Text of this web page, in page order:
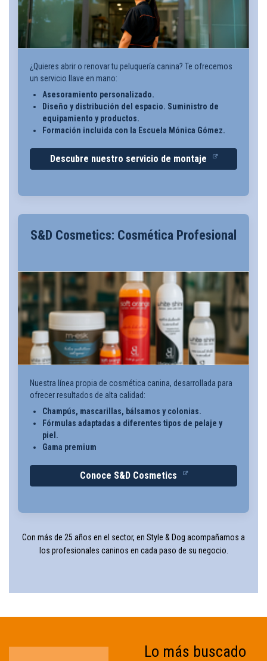
¿Quieres abrir o renovar tu peluquería canina? Te ofrecemos
un servicio llave en mano:
Asesoramiento personalizado.
Diseño y distribución del espacio. Suministro de
equipamiento y productos.
Formación incluida con la Escuela Mónica Gómez.
Descubre nuestro servicio de montaje
S&D Cosmetics: Cosmética Profesional
Nuestra línea propia de cosmética canina, desarrollada para
ofrecer resultados de alta calidad:
Champús, mascarillas, bálsamos y colonias.
Fórmulas adaptadas a diferentes tipos de pelaje y
piel.
Gama premium
Conoce S&D Cosmetics
Con más de 25 años en el sector, en Style & Dog acompañamos a
los profesionales caninos en cada paso de su negocio.
Lo más buscado